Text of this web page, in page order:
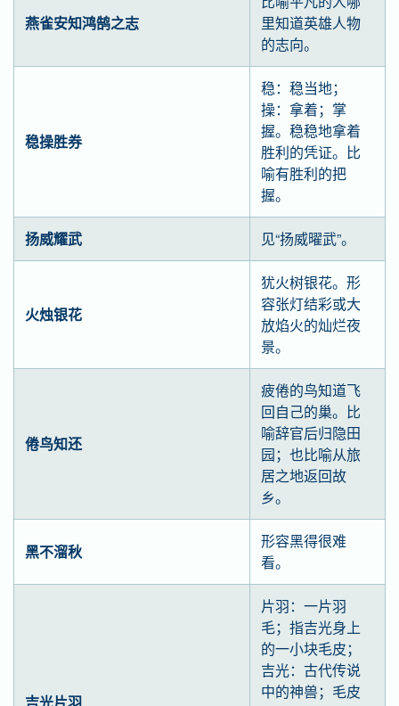
燕雀安知鸿鹄之志
里知道英雄人物
的志向。
稳操胜券
稳：稳当地；
操：拿着；掌
握。稳稳地拿着
胜利的凭证。比
喻有胜利的把
握。
扬威耀武 见“扬威曜武”。
火烛银花
犹火树银花。形
容张灯结彩或大
放焰火的灿烂夜
景。
倦鸟知还
疲倦的鸟知道飞
回自己的巢。比
喻辞官后归隐田
园；也比喻从旅
居之地返回故
乡。
黑不溜秋
形容黑得很难
看。
片羽：一片羽
毛；指吉光身上
的一小块毛皮；
吉光：古代传说
中的神兽；毛皮